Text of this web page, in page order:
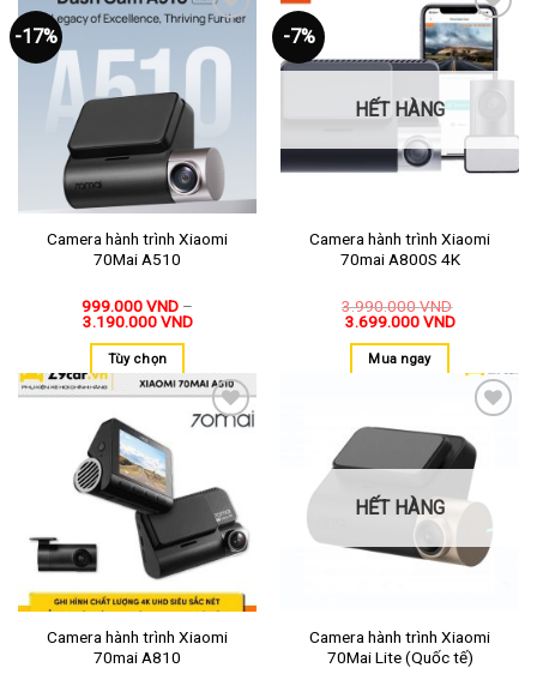
-17%
vào
Camera hành trình Xiaomi
70Mai A510
999.000VND –
3.190.000VND
Tùy chọn
-7%
Thêm
vào
yêu
HẾT HÀNG
Camera hành trình Xiaomi
70mai A800S 4K
3.990.000VND
3.699.000VND
Mua ngay
Thêm
thích
Camera hành trình Xiaomi
70mai A810
vào
HẾT HÀNG
Camera hành trình Xiaomi
70Mai Lite (Quốc tế)